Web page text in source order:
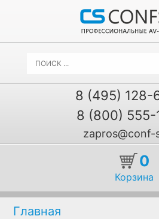
8 (495) 128-
8 (800) 555-
zapros@conf-
0
Корзина
Главная